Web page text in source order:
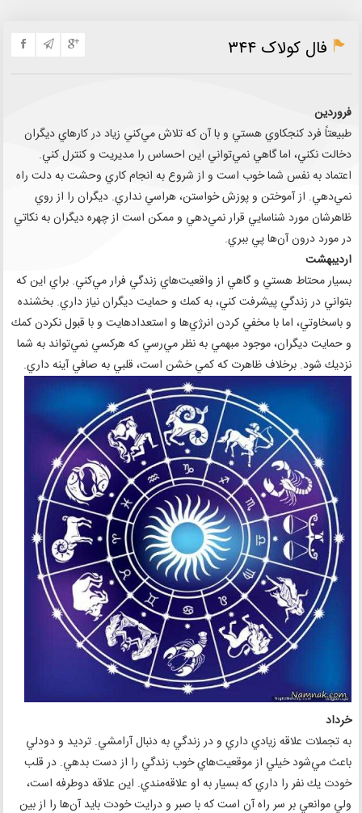
فال کولاک ۳۴۴
فروردين
طبيعتاً فرد كنجكاوي هستي و با آن كه تلاش مي‌كني زياد در كارهاي ديگران
دخالت نكني، اما گاهي نمي‌تواني اين احساس را مديريت و كنترل كني.
اعتماد به نفس شما خوب است و از شروع به انجام كاري وحشت به دلت راه
نمي‌دهي. از آموختن و پوزش خواستن،‌ هراسي نداري. ديگران را از روي
ظاهرشان مورد شناسايي قرار نمي‌دهي و ممكن است از چهره ديگران به نكاتي
در مورد درون آن‌ها پي ببري.
ارديبهشت
بسيار محتاط هستي و گاهي از واقعيت‌هاي زندگي فرار مي‌كني. براي اين كه
بتواني در زندگي پيشرفت كني، به كمك و حمايت ديگران نياز داري. بخشنده
و باسخاوتي، اما با مخفي كردن انرژي‌ها و استعدادهايت و با قبول نكردن كمك
و حمايت ديگران، موجود مبهمي به نظر مي‌رسي كه هركسي نمي‌تواند به شما
نزديك شود. برخلاف ظاهرت كه كمي خشن است، ‌قلبي به صافي آينه داري.
خرداد
به تجملات علاقه زيادي داري و در زندگي به دنبال آرامشي. ترديد و دودلي
باعث مي‌شود خيلي از موقعيت‌هاي خوب زندگي را از دست بدهي. در قلب
خودت يك نفر را داري كه بسيار به او علاقه‌مندي. اين علاقه دوطرفه است،
ولي موانعي بر سر راه آن است كه با صبر و درايت خودت بايد آن‌ها را از بين